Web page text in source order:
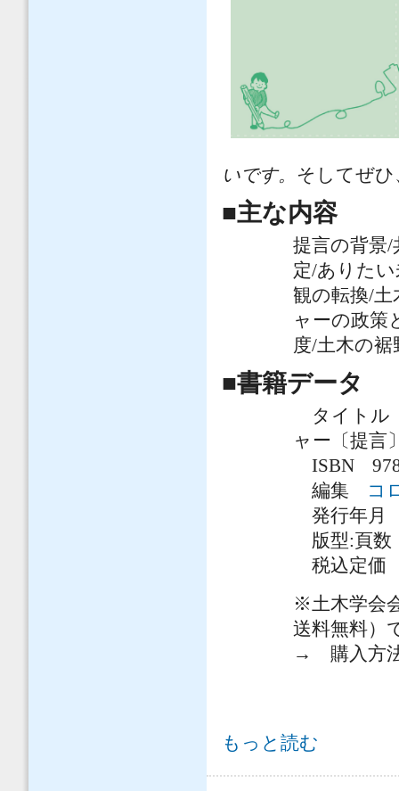
いです。 そしてぜ
■主な内容
提言の背景
定/ありた
観の転換/
ャーの政策
度/土木の
■書籍データ
タイトル
ャー〔提言
ISBN
編集
コ
発行年月
版型:頁数
税込定価
※土木学会
送料無料）
→ 購入方
提言「Beyondコロナの日本創生と
もっと読む